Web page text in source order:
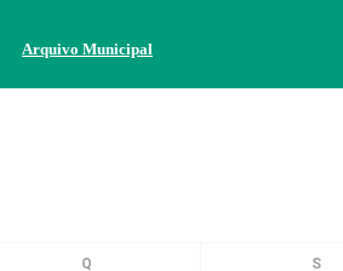
Arquivo Municipal